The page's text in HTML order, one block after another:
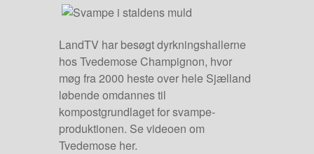
LandTV har besøgt dyrkningshallerne
hos Tvedemose Champignon, hvor
møg fra 2000 heste over hele Sjælland
løbende omdannes til
kompostgrundlaget for svampe-
produktionen. Se videoen om
Tvedemose her.